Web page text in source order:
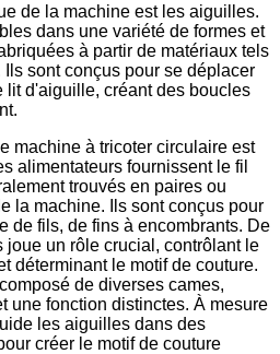
de la machine est les aiguilles.
dans une variété de formes et
à partir de matériaux tels
sont conçus pour se déplacer
lit d'aiguille, créant des boucles
machine à tricoter circulaire est
alimentateurs fournissent le fil
trouvés en paires ou
la machine. Ils sont conçus pour
de fils, de fins à encombrants. De
joue un rôle crucial, contrôlant le
déterminant le motif de couture.
de diverses cames,
une fonction distinctes. À mesure
les aiguilles dans des
créer le motif de couture